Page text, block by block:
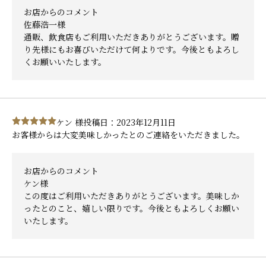
お店からのコメント
佐藤浩一様
通販、飲食店もご利用いただきありがとうございます。贈
り先様にもお喜びいただけて何よりです。今後ともよろし
くお願いいたします。
ケン 様投稿日：2023年12月11日
お客様からは大変美味しかったとのご連絡をいただきました。
お店からのコメント
ケン様
この度はご利用いただきありがとうございます。美味しか
ったとのこと、嬉しい限りです。今後ともよろしくお願い
いたします。